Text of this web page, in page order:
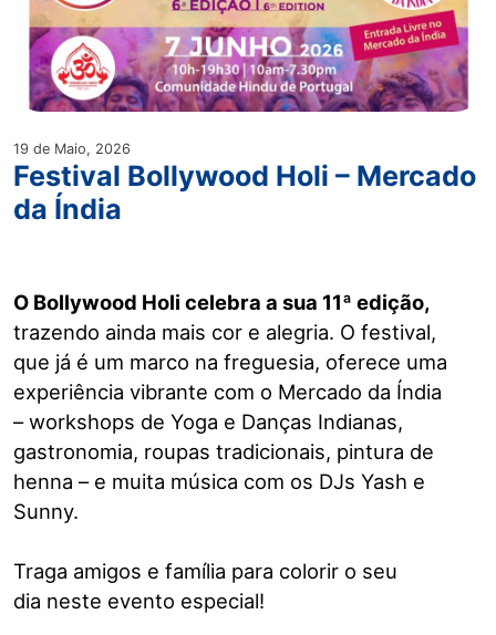
19 de Maio, 2026
Festival Bollywood Holi – Mercado
da Índia
O Bollywood Holi celebra a sua 11ª edição,
trazendo ainda mais cor e alegria. O festival,
que já é um marco na freguesia, oferece uma
experiência vibrante com o Mercado da Índia
– workshops de Yoga e Danças Indianas,
gastronomia, roupas tradicionais, pintura de
henna – e muita música com os DJs Yash e
Sunny.
Traga amigos e família para colorir o seu
dia neste evento especial!